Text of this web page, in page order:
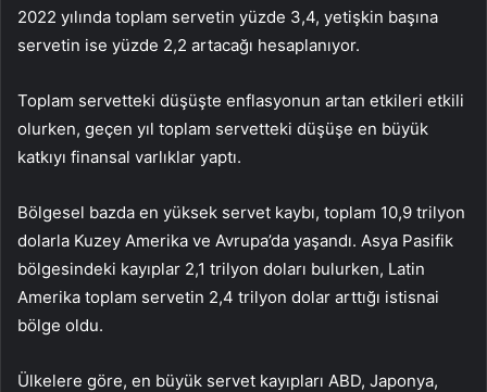
2022 yılında toplam servetin yüzde 3,4, yetişkin başına
servetin ise yüzde 2,2 artacağı hesaplanıyor.
Toplam servetteki düşüşte enflasyonun artan etkileri etkili
olurken, geçen yıl toplam servetteki düşüşe en büyük
katkıyı finansal varlıklar yaptı.
Bölgesel bazda en yüksek servet kaybı, toplam 10,9 trilyon
dolarla Kuzey Amerika ve Avrupa’da yaşandı. Asya Pasifik
bölgesindeki kayıplar 2,1 trilyon doları bulurken, Latin
Amerika toplam servetin 2,4 trilyon dolar arttığı istisnai
bölge oldu.
Ülkelere göre, en büyük servet kayıpları ABD, Japonya,